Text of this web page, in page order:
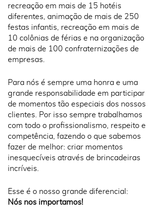
recreação em mais de 15 hotéis
diferentes, animação de mais de 250
festas infantis, recreação em mais de
10 colônias de férias e na organização
de mais de 100 confraternizações de
empresas.
Para nós é sempre uma honra e uma
grande responsabilidade em participar
de momentos tão especiais dos nossos
clientes. Por isso sempre trabalhamos
com todo o profissionalismo, respeito e
competência, fazendo o que sabemos
fazer de melhor: criar momentos
inesquecíveis através de brincadeiras
incríveis.
Esse é o nosso grande diferencial:
Nós nos importamos!